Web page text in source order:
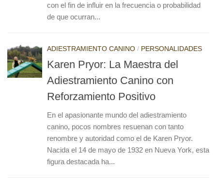
con el fin de influir en la frecuencia o probabilidad
de que ocurran...
ADIESTRAMIENTO CANINO / PERSONALIDADES
Karen Pryor: La Maestra del
Adiestramiento Canino con
Reforzamiento Positivo
En el apasionante mundo del adiestramiento
canino, pocos nombres resuenan con tanto
renombre y autoridad como el de Karen Pryor.
Nacida el 14 de mayo de 1932 en Nueva York, esta
figura destacada ha...